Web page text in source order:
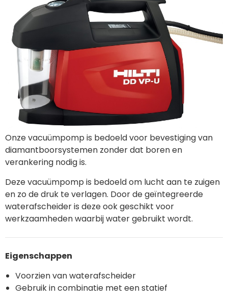
Onze vacuümpomp is bedoeld voor bevestiging van
diamantboorsystemen zonder dat boren en
verankering nodig is.
Deze vacuümpomp is bedoeld om lucht aan te zuigen
en zo de druk te verlagen. Door de geïntegreerde
waterafscheider is deze ook geschikt voor
werkzaamheden waarbij water gebruikt wordt.
Eigenschappen
Voorzien van waterafscheider
Gebruik in combinatie met een statief